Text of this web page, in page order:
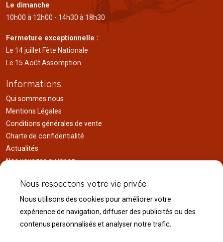
Le dimanche
10h00 à 12h00 - 14h30 à 18h30
Fermeture exceptionnelle :
Le 14 juillet Fête Nationale
Le 15 Août Assomption
Informations
Qui sommes nous
Mentions Légales
Conditions générales de vente
Charte de confidentialité
Actualités
Nos voyages au japon
Liens utiles
Service client
Nous contacter
Nous respectons votre vie privée
Nous utilisons des cookies pour améliorer votre
expérience de navigation, diffuser des publicités ou des
contenus personnalisés et analyser notre trafic.